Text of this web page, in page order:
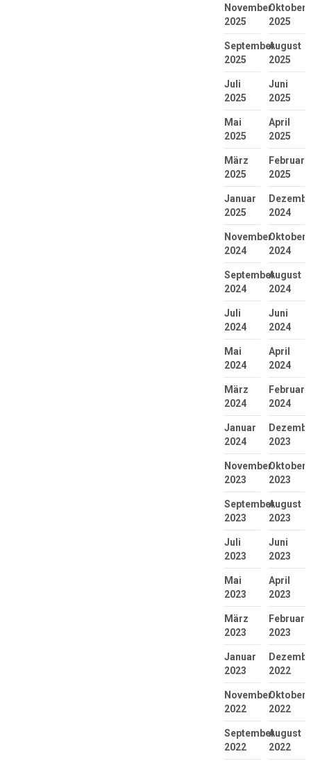
November
2025
Oktober
2025
September
2025
August
2025
Juli
2025
Juni
2025
Mai
2025
April
2025
März
2025
Februar
2025
Januar
2025
2024
November
2024
Oktober
2024
September
2024
August
2024
Juli
2024
Juni
2024
Mai
2024
April
2024
März
2024
Februar
2024
Januar
2024
2023
November
2023
Oktober
2023
September
2023
August
2023
Juli
2023
Juni
2023
Mai
2023
April
2023
März
2023
Februar
2023
Januar
2023
2022
November
2022
Oktober
2022
September
2022
August
2022